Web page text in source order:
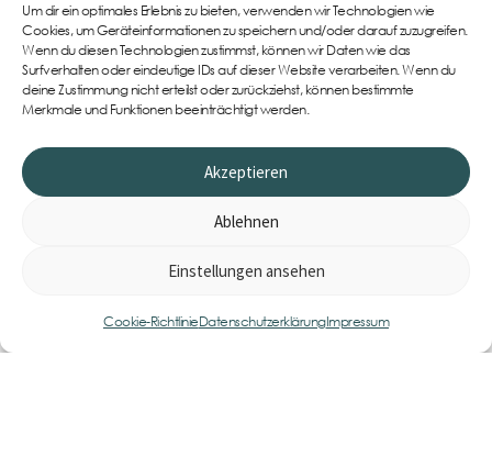
Um dir ein optimales Erlebnis zu bieten, verwenden wir Technologien wie
Cookies, um Geräteinformationen zu speichern und/oder darauf zuzugreifen.
Wenn du diesen Technologien zustimmst, können wir Daten wie das
Surfverhalten oder eindeutige IDs auf dieser Website verarbeiten. Wenn du
deine Zustimmung nicht erteilst oder zurückziehst, können bestimmte
Merkmale und Funktionen beeinträchtigt werden.
Akzeptieren
Ablehnen
Einstellungen ansehen
Cookie-RichtlinieDatenschutzerklärungImpressum
Support